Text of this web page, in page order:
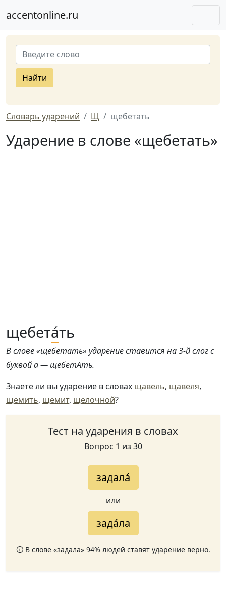
accentonline.ru
Найти
Словарь ударений Щ щебетать
Ударение в слове «щебетать»
щебета́ть
В слове «щебетать» ударение ставится на 3-й слог с
буквой а — щебетАть.
Знаете ли вы ударение в словах щавель, щавеля,
щемить, щемит, щелочной?
Тест на ударения в словах
Вопрос 1 из 30
задала́
или
зада́ла
🛈 В слове «задала» 94% людей ставят ударение верно.